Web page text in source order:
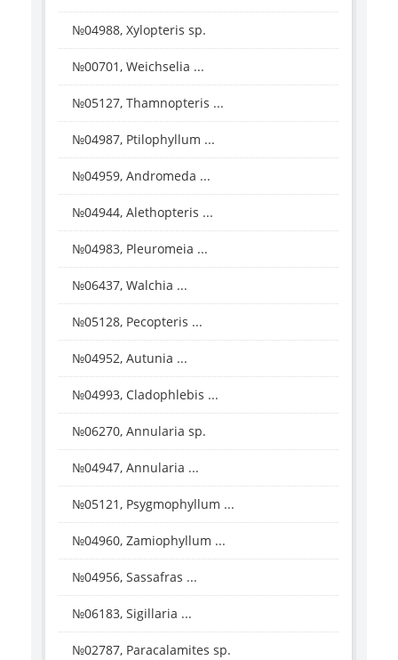
№04988, Xylopteris sp.
№00701, Weichselia ...
№05127, Thamnopteris ...
№04987, Ptilophyllum ...
№04959, Andromeda ...
№04944, Alethopteris ...
№04983, Pleuromeia ...
№06437, Walchia ...
№05128, Pecopteris ...
№04952, Autunia ...
№04993, Cladophlebis ...
№06270, Annularia sp.
№04947, Annularia ...
№05121, Psygmophyllum ...
№04960, Zamiophyllum ...
№04956, Sassafras ...
№06183, Sigillaria ...
№02787, Paracalamites sp.